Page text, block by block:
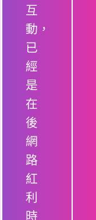
互
動，
已
經
是
在
後
網
路
紅
利
時